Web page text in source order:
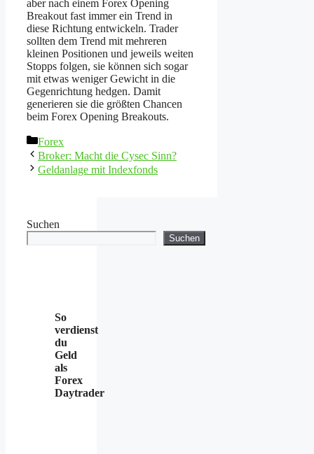
aber nach einem Forex Opening
Breakout fast immer ein Trend in
diese Richtung entwickeln. Trader
sollten dem Trend mit mehreren
kleinen Positionen und jeweils weiten
Stopps folgen, sie können sich sogar
mit etwas weniger Gewicht in die
Gegenrichtung hedgen. Damit
generieren sie die größten Chancen
beim Forex Opening Breakouts.
Kategorien
Forex
Broker: Macht die Cysec Sinn?
Geldanlage mit Indexfonds
Suchen
Suchen
So
verdienst
du
Geld
als
Forex
Daytrader